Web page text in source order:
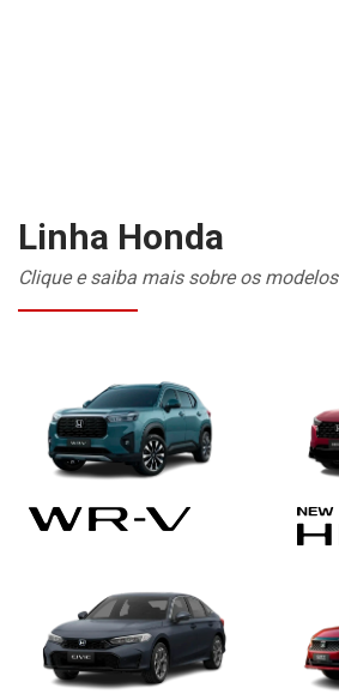
Linha Honda
Clique e saiba mais sobre os modelos